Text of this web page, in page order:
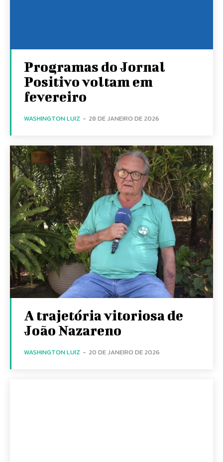
Programas do Jornal
Positivo voltam em
fevereiro
WASHINGTON LUIZ - 28 DE JANEIRO DE 2026
A trajetória vitoriosa de
João Nazareno
WASHINGTON LUIZ - 20 DE JANEIRO DE 2026